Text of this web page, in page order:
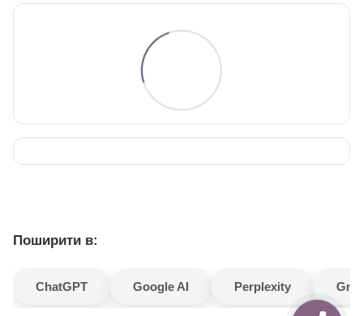
Поширити в:
ChatGPT Google AI Perplexity